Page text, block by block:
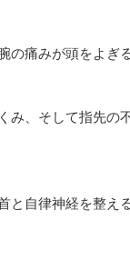
の痛みが頭をよ
み、そして指先
と自律神経を整